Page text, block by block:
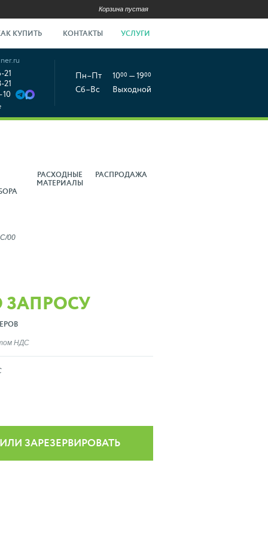
Корзина пустая
КУПИТЬ КОНТАКТЫ УСЛУГИ
21
21
10
Пн–Пт 1000 — 1900
Сб–Вс Выходной
РАСХОДНЫЕ
МАТЕРИАЛЫ
РАСПРОДАЖА
00
ЗАПРОСУ
НДС
ЗАРЕЗЕРВИРОВАТЬ